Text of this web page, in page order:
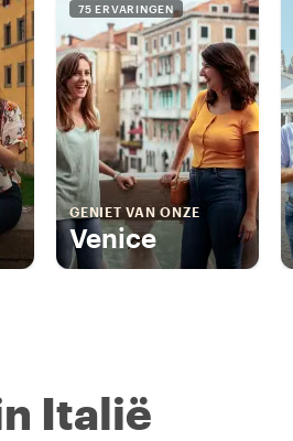
75 ERVARINGEN
GENIET VAN ONZE
Venice
Italië